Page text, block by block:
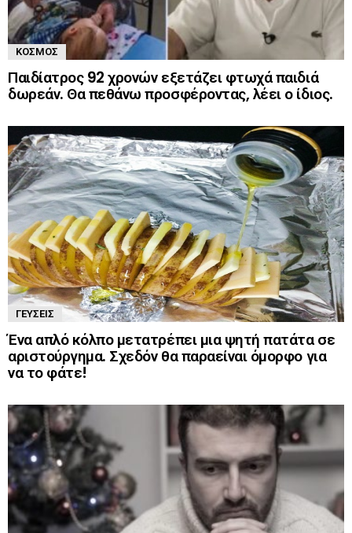
ΚΌΣΜΟΣ
Παιδίατρος 92 χρονών εξετάζει φτωχά παιδιά
δωρεάν. Θα πεθάνω προσφέροντας, λέει ο ίδιος.
ΓΕΎΣΕΙΣ
Ένα απλό κόλπο μετατρέπει μια ψητή πατάτα σε
αριστούργημα. Σχεδόν θα παραείναι όμορφο για
να το φάτε!